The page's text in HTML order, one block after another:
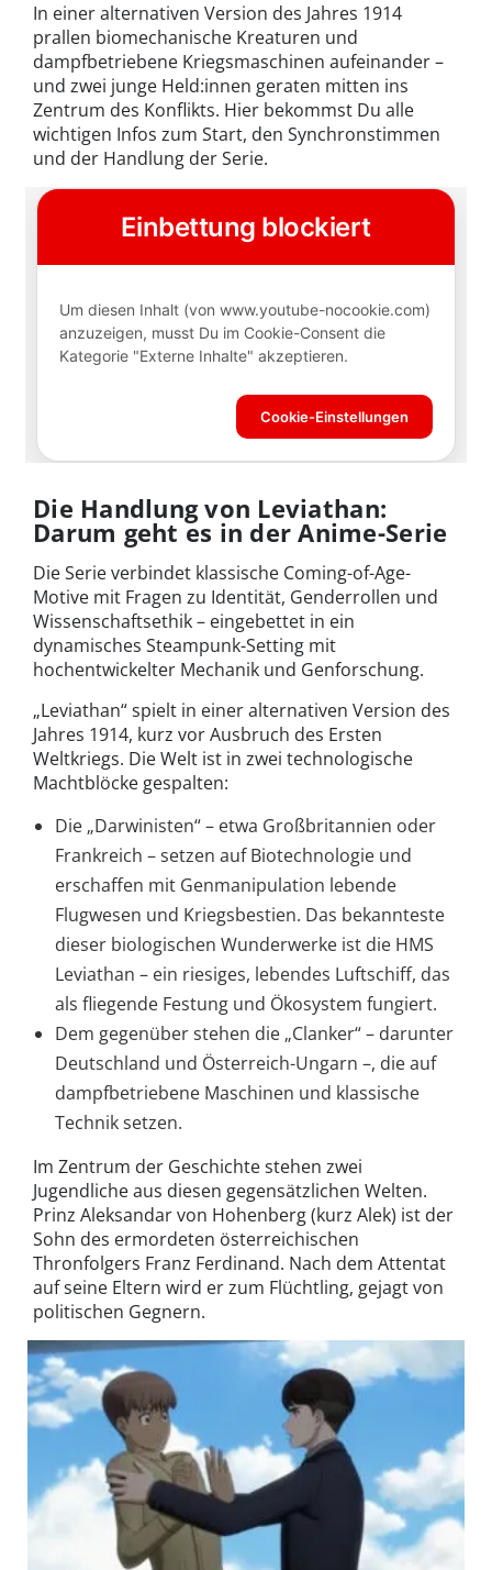
In einer alternativen Version des Jahres 1914
prallen biomechanische Kreaturen und
dampfbetriebene Kriegsmaschinen aufeinander –
und zwei junge Held:innen geraten mitten ins
Zentrum des Konflikts. Hier bekommst Du alle
wichtigen Infos zum Start, den Synchronstimmen
und der Handlung der Serie.
Die Handlung von Leviathan:
Darum geht es in der Anime-Serie
Die Serie verbindet klassische Coming-of-Age-
Motive mit Fragen zu Identität, Genderrollen und
Wissenschaftsethik – eingebettet in ein
dynamisches Steampunk-Setting mit
hochentwickelter Mechanik und Genforschung.
„Leviathan“ spielt in einer alternativen Version des
Jahres 1914, kurz vor Ausbruch des Ersten
Weltkriegs. Die Welt ist in zwei technologische
Machtblöcke gespalten:
Die „Darwinisten“ – etwa Großbritannien oder
Frankreich – setzen auf Biotechnologie und
erschaffen mit Genmanipulation lebende
Flugwesen und Kriegsbestien. Das bekannteste
dieser biologischen Wunderwerke ist die HMS
Leviathan – ein riesiges, lebendes Luftschiff, das
als fliegende Festung und Ökosystem fungiert.
Dem gegenüber stehen die „Clanker“ – darunter
Deutschland und Österreich-Ungarn –, die auf
dampfbetriebene Maschinen und klassische
Technik setzen.
Im Zentrum der Geschichte stehen zwei
Jugendliche aus diesen gegensätzlichen Welten.
Prinz Aleksandar von Hohenberg (kurz Alek) ist der
Sohn des ermordeten österreichischen
Thronfolgers Franz Ferdinand. Nach dem Attentat
auf seine Eltern wird er zum Flüchtling, gejagt von
politischen Gegnern.